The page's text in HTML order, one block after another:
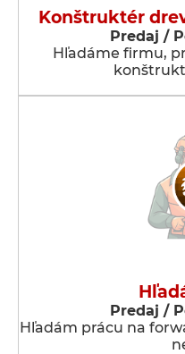
Konštruktér
Predaj /
Hľadáme firmu,
Predaj /
Hľadám prácu na